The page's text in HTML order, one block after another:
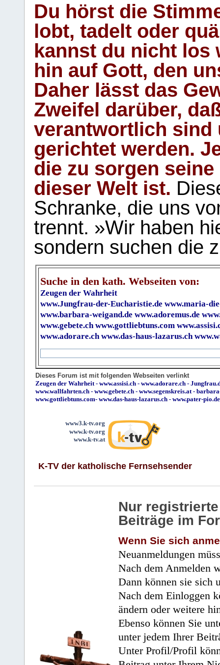
Du hörst die
lobt, tadelt oder
kannst du nicht los
hin auf Gott, den
Daher lässt das
Zweifel darüber,
verantwortlich sind
gerichtet werden.
die zu sorgen
dieser Welt ist.
Schranke, die uns
trennt. »Wir haben
sondern suchen die
Suche in den kath. Webseiten von:
Zeugen der Wahrheit
www.Jungfrau-der-Eucharistie.de www.maria-
www.barbara-weigand.de www.adoremus.de
www.gebete.ch www.gottliebtuns.com
www.adorare.ch www.das-haus-lazarus.ch
Dieses Forum ist mit folgenden Webseiten verlinkt
Zeugen der Wahrheit- www.assisi.ch - www.adorare.ch -
www.wallfahrten.ch - www.gebete.ch - www.segenskreis.at-
www.gottliebtuns.com- www.das-haus-lazarus.ch - www.pater-pio.de
www3.k-tv.org
www.k-tv.org
www.k-tv.at
K-TV der katholische Fernsehsender
Nur
Beiträge im
Wenn Sie sich
Neuanmeldungen
Nach dem Anmelden
Dann können sie sich
Nach dem Einloggen
ändern oder weitere
Ebenso können Sie
unter jedem Ihrer
Unter Profil/Profil